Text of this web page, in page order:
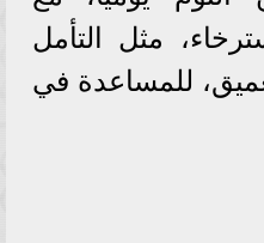
مثل التأمل
للمساعدة في